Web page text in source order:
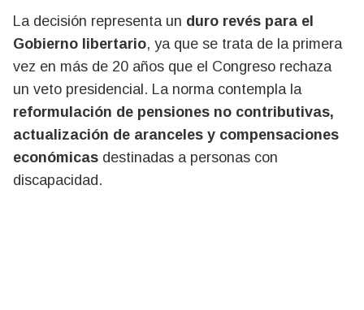
La decisión representa un duro revés para el
Gobierno libertario, ya que se trata de la primera
vez en más de 20 años que el Congreso rechaza
un veto presidencial. La norma contempla la
reformulación de pensiones no contributivas,
actualización de aranceles y compensaciones
económicas destinadas a personas con
discapacidad.